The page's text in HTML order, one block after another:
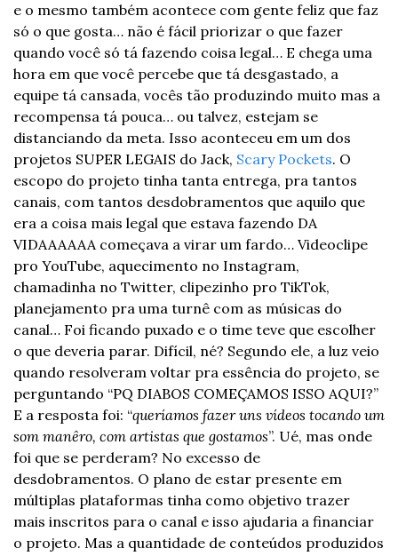
e o mesmo também acontece com gente feliz que faz
só o que gosta… não é fácil priorizar o que fazer
quando você só tá fazendo coisa legal… E chega uma
hora em que você percebe que tá desgastado, a
equipe tá cansada, vocês tão produzindo muito mas a
recompensa tá pouca… ou talvez, estejam se
distanciando da meta. Isso aconteceu em um dos
projetos SUPER LEGAIS do Jack, Scary Pockets. O
escopo do projeto tinha tanta entrega, pra tantos
canais, com tantos desdobramentos que aquilo que
era a coisa mais legal que estava fazendo DA
VIDAAAAAA começava a virar um fardo… Videoclipe
pro YouTube, aquecimento no Instagram,
chamadinha no Twitter, clipezinho pro TikTok,
planejamento pra uma turnê com as músicas do
canal… Foi ficando puxado e o time teve que escolher
o que deveria parar. Difícil, né? Segundo ele, a luz veio
quando resolveram voltar pra essência do projeto, se
perguntando “PQ DIABOS COMEÇAMOS ISSO AQUI?”
E a resposta foi: “queríamos fazer uns vídeos tocando um
som manêro, com artistas que gostamos”. Ué, mas onde
foi que se perderam? No excesso de
desdobramentos. O plano de estar presente em
múltiplas plataformas tinha como objetivo trazer
mais inscritos para o canal e isso ajudaria a financiar
o projeto. Mas a quantidade de conteúdos produzidos